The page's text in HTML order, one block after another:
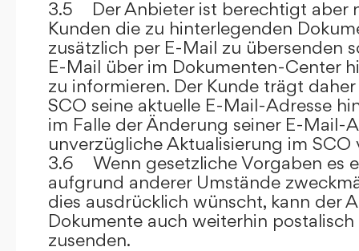
3.5 Der Anbieter ist berechtigt aber
Kunden die zu hinterlegenden
zusätzlich per E-Mail zu übersenden
E-Mail über im Dokumenten-Center
zu informieren. Der Kunde trägt
SCO seine aktuelle E-Mail-Adresse
im Falle der Änderung seiner E-Mail-
unverzügliche Aktualisierung im SCO
3.6 Wenn gesetzliche Vorgaben es
aufgrund anderer Umstände
dies ausdrücklich wünscht, kann der
Dokumente auch weiterhin
zusenden.